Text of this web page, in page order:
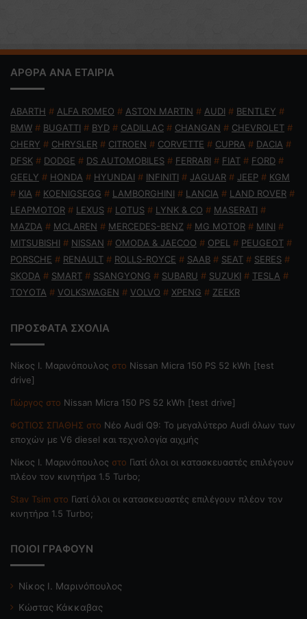
ΑΡΘΡΑ ΑΝΑ ΕΤΑΙΡΙΑ
ABARTH # ALFA ROMEO # ASTON MARTIN # AUDI # BENTLEY #
BMW # BUGATTI # BYD # CADILLAC # CHANGAN # CHEVROLET #
CHERY # CHRYSLER # CITROEN # CORVETTE # CUPRA # DACIA #
DFSK # DODGE # DS AUTOMOBILES # FERRARI # FIAT # FORD #
GEELY # HONDA # HYUNDAI # INFINITI # JAGUAR # JEEP # KGM
# KIA # KOENIGSEGG # LAMBORGHINI # LANCIA # LAND ROVER #
LEAPMOTOR # LEXUS # LOTUS # LYNK & CO # MASERATI #
MAZDA # MCLAREN # MERCEDES-BENZ # MG MOTOR # MINI #
MITSUBISHI # NISSAN # OMODA & JAECOO # OPEL # PEUGEOT #
PORSCHE # RENAULT # ROLLS-ROYCE # SAAB # SEAT # SERES #
SKODA # SMART # SSANGYONG # SUBARU # SUZUKI # TESLA #
TOYOTA # VOLKSWAGEN # VOLVO # XPENG # ZEEKR
ΠΡΟΣΦΑΤΑ ΣΧΟΛΙΑ
Nίκος Ι. Mαρινόπουλος στο Nissan Micra 150 PS 52 kWh [test
drive]
Γιώργος στο Nissan Micra 150 PS 52 kWh [test drive]
ΦΩΤΙΟΣ ΣΠΑΘΗΣ στο Νέο Audi Q9: Το μεγαλύτερο Audi όλων των
εποχών με V6 diesel και τεχνολογία αιχμής
Nίκος Ι. Mαρινόπουλος στο Γιατί όλοι οι κατασκευαστές επιλέγουν
πλέον τον κινητήρα 1.5 Turbo;
Stav Tsim στο Γιατί όλοι οι κατασκευαστές επιλέγουν πλέον τον
κινητήρα 1.5 Turbo;
ΠΟΙΟΙ ΓΡΑΦΟΥΝ
Νίκος Ι. Μαρινόπουλος
Κώστας Κάκκαβας